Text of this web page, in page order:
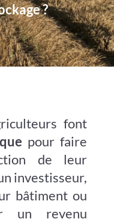
?
font
pour faire
de leur
investisseur,
bâtiment ou
un revenu